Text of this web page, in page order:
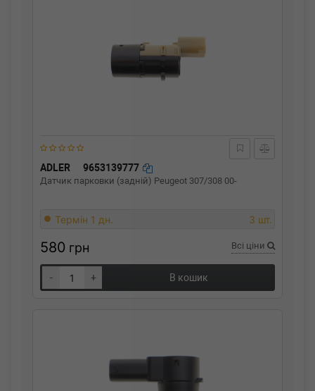
ADLER 9653139777
Датчик парковки (задній) Peugeot 307/308 00-
Термін 1 дн. 3 шт.
580 грн Всі ціни
- + В кошик